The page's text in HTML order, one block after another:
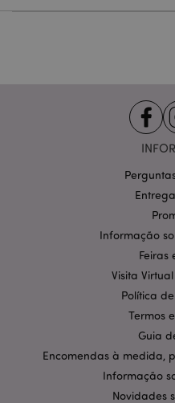
Informação
Feiras
Visita
Política
Termos
Guia
Encomendas à medida,
Informação
Novidades
Estritamente
pode ser utilizado
estritamente necessários.
CookieScriptConsent
mage-cache-storage-
invalidation
Google